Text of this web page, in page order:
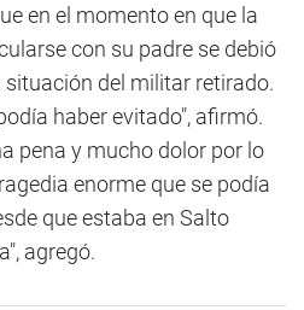
en el momento en que la
con su padre se debió
del militar retirado.
haber evitado", afirmó.
pena y mucho dolor por lo
enorme que se podía
que estaba en Salto
agregó.